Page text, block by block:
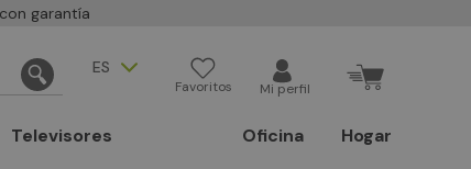
garantía
ES
Favoritos Mi perfil
Televisores Oficina Hogar